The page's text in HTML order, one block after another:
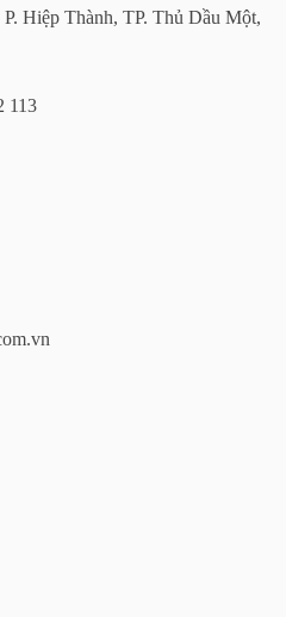
Hiệp Thành, TP. Thủ Dầu Một,
3872 113